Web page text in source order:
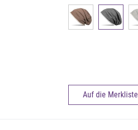
Auf die Merkliste